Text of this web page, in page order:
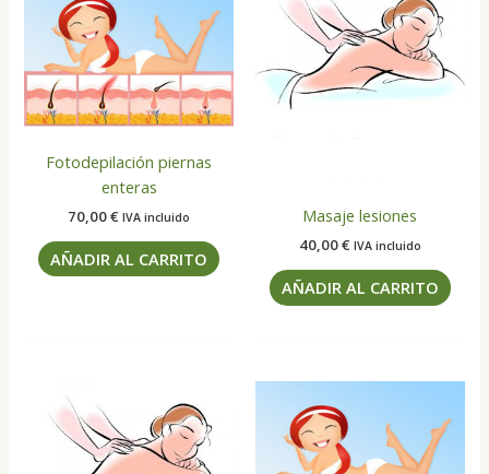
Fotodepilación piernas
enteras
70,00€ IVA incluido
AÑADIR AL CARRITO
Masaje lesiones
40,00€ IVA incluido
AÑADIR AL CARRITO